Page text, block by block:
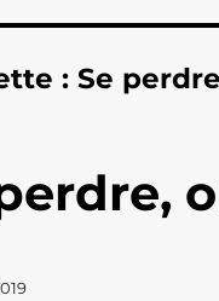
:Se perdre